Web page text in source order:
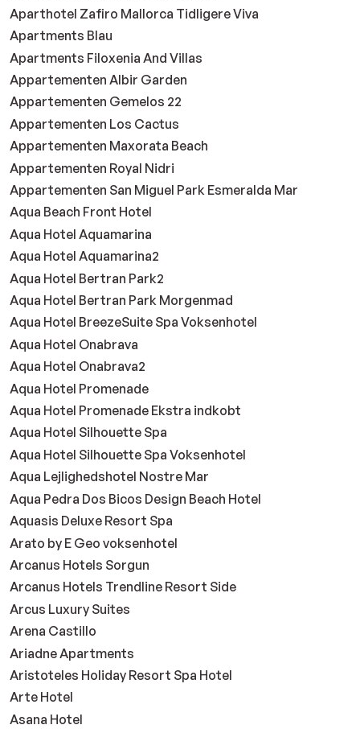
Aparthotel Zafiro Mallorca Tidligere Viva
Apartments Blau
Apartments Filoxenia And Villas
Appartementen Albir Garden
Appartementen Gemelos 22
Appartementen Los Cactus
Appartementen Maxorata Beach
Appartementen Royal Nidri
Appartementen San Miguel Park Esmeralda Mar
Aqua Beach Front Hotel
Aqua Hotel Aquamarina
Aqua Hotel Aquamarina2
Aqua Hotel Bertran Park2
Aqua Hotel Bertran Park Morgenmad
Aqua Hotel BreezeSuite Spa Voksenhotel
Aqua Hotel Onabrava
Aqua Hotel Onabrava2
Aqua Hotel Promenade
Aqua Hotel Promenade Ekstra indkobt
Aqua Hotel Silhouette Spa
Aqua Hotel Silhouette Spa Voksenhotel
Aqua Lejlighedshotel Nostre Mar
Aqua Pedra Dos Bicos Design Beach Hotel
Aquasis Deluxe Resort Spa
Arato by E Geo voksenhotel
Arcanus Hotels Sorgun
Arcanus Hotels Trendline Resort Side
Arcus Luxury Suites
Arena Castillo
Ariadne Apartments
Aristoteles Holiday Resort Spa Hotel
Arte Hotel
Asana Hotel